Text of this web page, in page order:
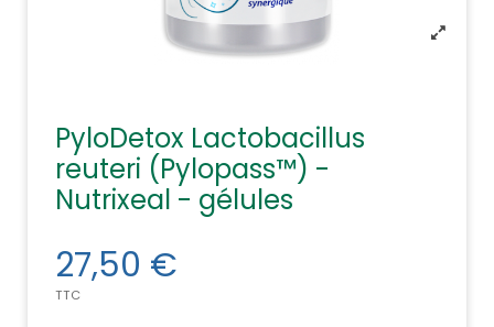
PyloDetox Lactobacillus
reuteri (Pylopass™) -
Nutrixeal - gélules
27,50 €
TTC